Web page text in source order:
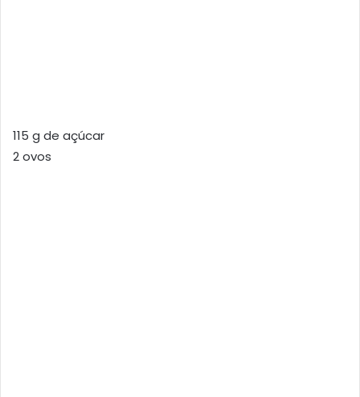
115 g de açúcar
2 ovos